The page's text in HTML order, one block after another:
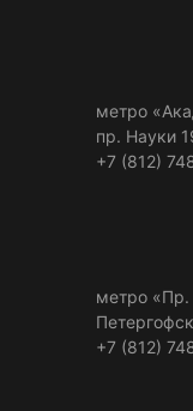
метро
пр. Науки
+7 (812)
метро «Пр.
+7 (812)